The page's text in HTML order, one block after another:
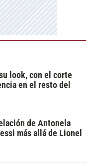
look, con el corte
en el resto del
de Antonela
más allá de Lionel